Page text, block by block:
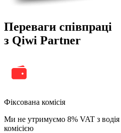
Переваги співпраці
з Qiwi Partner
Фіксована комісія
Ми не утримуємо 8% VAT з
комісією